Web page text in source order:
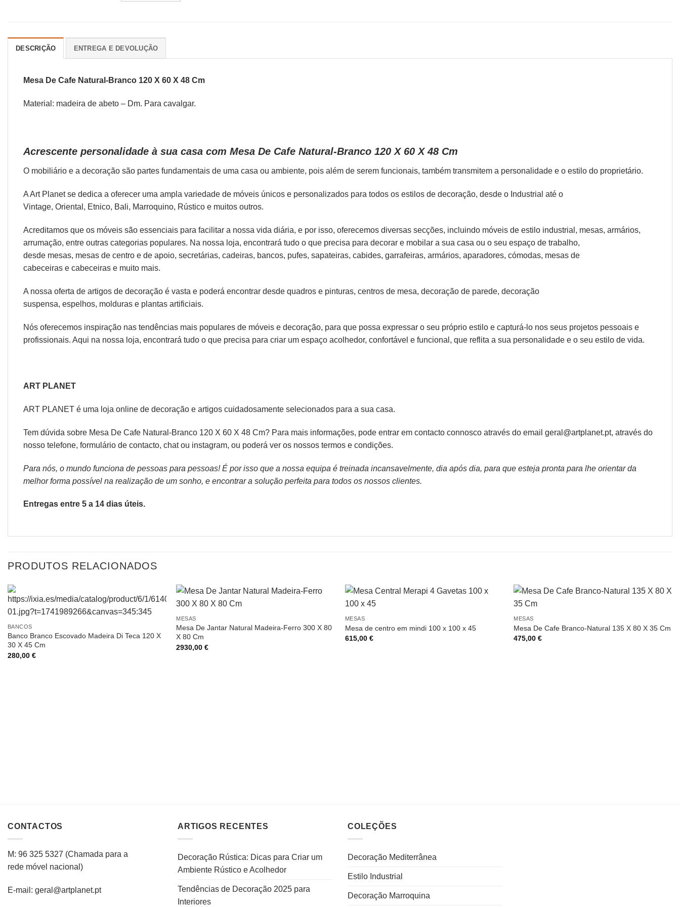
DESCRIÇÃO ENTREGA E DEVOLUÇÃO
Mesa De Cafe Natural-Branco 120 X 60 X 48 Cm
Material: madeira de abeto – Dm. Para cavalgar.
Acrescente personalidade à sua casa com Mesa De Cafe Natural-Branco 120 X 60 X 48 Cm
O mobiliário e a decoração são partes fundamentais de uma casa ou ambiente, pois além de serem funcionais, também transmitem a personalidade e o estilo do proprietário.
A Art Planet se dedica a oferecer uma ampla variedade de móveis únicos e personalizados para todos os estilos de decoração, desde o Industrial até o
Vintage, Oriental , Etnico, Bali, Marroquino, Rústico e muitos outros.
Acreditamos que os móveis são essenciais para facilitar a nossa vida diária, e por isso, oferecemos diversas secções, incluindo móveis de estilo industrial, mesas, armários,
arrumação, entre outras categorias populares. Na nossa loja, encontrará tudo o que precisa para decorar e mobilar a sua casa ou o seu espaço de trabalho,
desde mesas, mesas de centro e de apoio, secretárias, cadeiras, bancos, pufes, sapateiras, cabides, garrafeiras, armários, aparadores, cómodas, mesas de
cabeceiras e cabeceiras e muito mais.
A nossa oferta de artigos de decoração é vasta e poderá encontrar desde quadros e pinturas, centros de mesa, decoração de parede, decoração
suspensa, espelhos, molduras e plantas artificiais.
Nós oferecemos inspiração nas tendências mais populares de móveis e decoração, para que possa expressar o seu próprio estilo e capturá-lo nos seus projetos pessoais e
profissionais. Aqui na nossa loja, encontrará tudo o que precisa para criar um espaço acolhedor, confortável e funcional, que reflita a sua personalidade e o seu estilo de vida.
ART PLANET
ART PLANET é uma loja online de decoração e artigos cuidadosamente selecionados para a sua casa.
Tem dúvida sobre Mesa De Cafe Natural-Branco 120 X 60 X 48 Cm? Para mais informações, pode entrar em contacto connosco através do email geral@artplanet.pt, através do
nosso telefone, formulário de contacto, chat ou instagram, ou poderá ver os nossos termos e condições.
Para nós, o mundo funciona de pessoas para pessoas! É por isso que a nossa equipa é treinada incansavelmente, dia após dia, para que esteja pronta para lhe orientar da
melhor forma possível na realização de um sonho, e encontrar a solução perfeita para todos os nossos clientes.
Entregas entre 5 a 14 dias úteis.
PRODUTOS RELACIONADOS
BANCOS
Banco Branco Escovado Madeira Di Teca 120 X
30 X 45 Cm
280,00 €
MESAS
Mesa De Jantar Natural Madeira-Ferro 300 X 80
X 80 Cm
2930,00€
MESAS
Mesa de centro em mindi 100 x 100 x 45
615,00 €
MESAS
Mesa De Cafe Branco-Natural 135 X 80 X 35 Cm
475,00€
CONTACTOS
M: 96 325 5327 (Chamada para a
rede móvel nacional )
E-mail: geral@artplanet.pt
ARTIGOS RECENTES
Decoração Rústica: Dicas para Criar um
Ambiente Rústico e Acolhedor
Tendências de Decoração 2025 para
Interiores
COLEÇÕES
Decoração Mediterrânea
Estilo Industrial
Decoração Marroquina